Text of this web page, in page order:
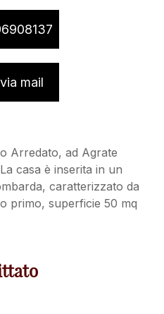
mail
Arredato, ad Agrate
casa è inserita in un
caratterizzato da
primo, superficie 50 mq